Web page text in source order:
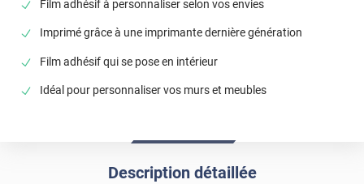
Film adhésif à personnaliser selon vos envies
Imprimé grâce à une imprimante dernière génération
Film adhésif qui se pose en intérieur
Idéal pour personnaliser vos murs et meubles
Description détaillée